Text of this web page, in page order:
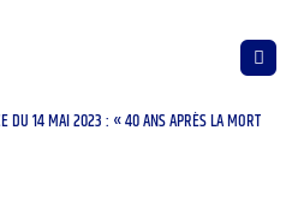
DU 14 MAI 2023 : « 40 ANS APRÈS LA MORT